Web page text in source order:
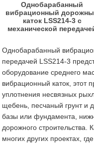
Однобарабанный
вибрационный
каток LSS214-3 с
механической
Однобарабанный
передачей LSS214-3
оборудование среднего
вибрационный каток, этот
уплотнения несвязных
щебень, песчаный грунт и
базы или фундамента,
дорожного строительства.
многих других проектах,